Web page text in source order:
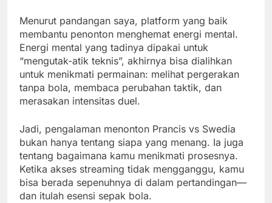
Menurut pandangan saya, platform yang baik
membantu penonton menghemat energi mental.
Energi mental yang tadinya dipakai untuk
“mengutak-atik teknis”, akhirnya bisa dialihkan
untuk menikmati permainan: melihat pergerakan
tanpa bola, membaca perubahan taktik, dan
merasakan intensitas duel.
Jadi, pengalaman menonton Prancis vs Swedia
bukan hanya tentang siapa yang menang. Ia juga
tentang bagaimana kamu menikmati prosesnya.
Ketika akses streaming tidak mengganggu, kamu
bisa berada sepenuhnya di dalam pertandingan—
dan itulah esensi sepak bola.